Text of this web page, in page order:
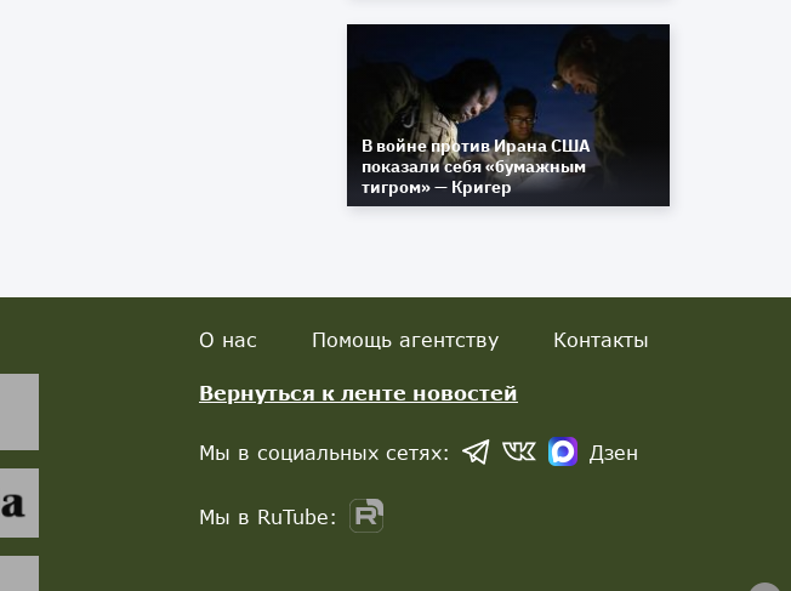
В войне против Ирана США
показали себя «бумажным
тигром» — Кригер
О нас Помощь агентству Контакты
Вернуться к ленте новостей
Мы в социальных сетях: Дзен
Мы в RuTube: